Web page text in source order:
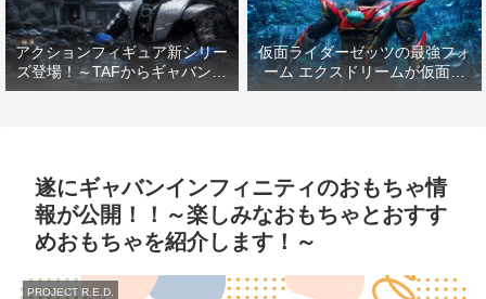
アクションフィギュア新シリー
ズ登場！～TAFからギャバンブ
シドーが発売！侍戦士のかっこ
仮面ライダーゼッツの最強フォ
ーム エクスドリームが仮面ラ
イダーアクションフィギュアに
遂にギャバンインフィニティのおもちゃ情
報が公開！！～楽しみなおもちゃとおすす
めおもちゃを紹介します！～
PROJECT R.E.D.